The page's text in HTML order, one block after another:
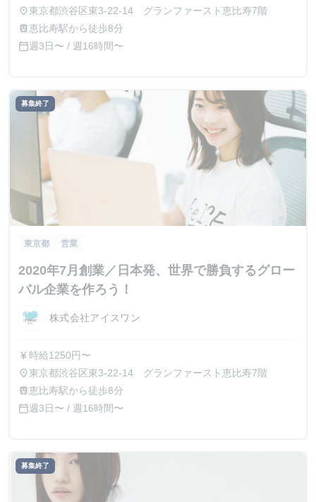
place東京都渋谷区東3-22-14 グランファースト恵比寿7階
train恵比寿駅から徒歩8分
calendar_today週3日〜 / 週16時間〜
募集終了
東京都 営業
2020年7月創業／日本発、世界で勝負するグロー
バル企業を作ろう！
株式会社アイスワン
currency_yen 時給1250円〜
place東京都渋谷区東3-22-14 グランファースト恵比寿7階
train恵比寿駅から徒歩8分
calendar_today週3日〜 / 週16時間〜
募集終了